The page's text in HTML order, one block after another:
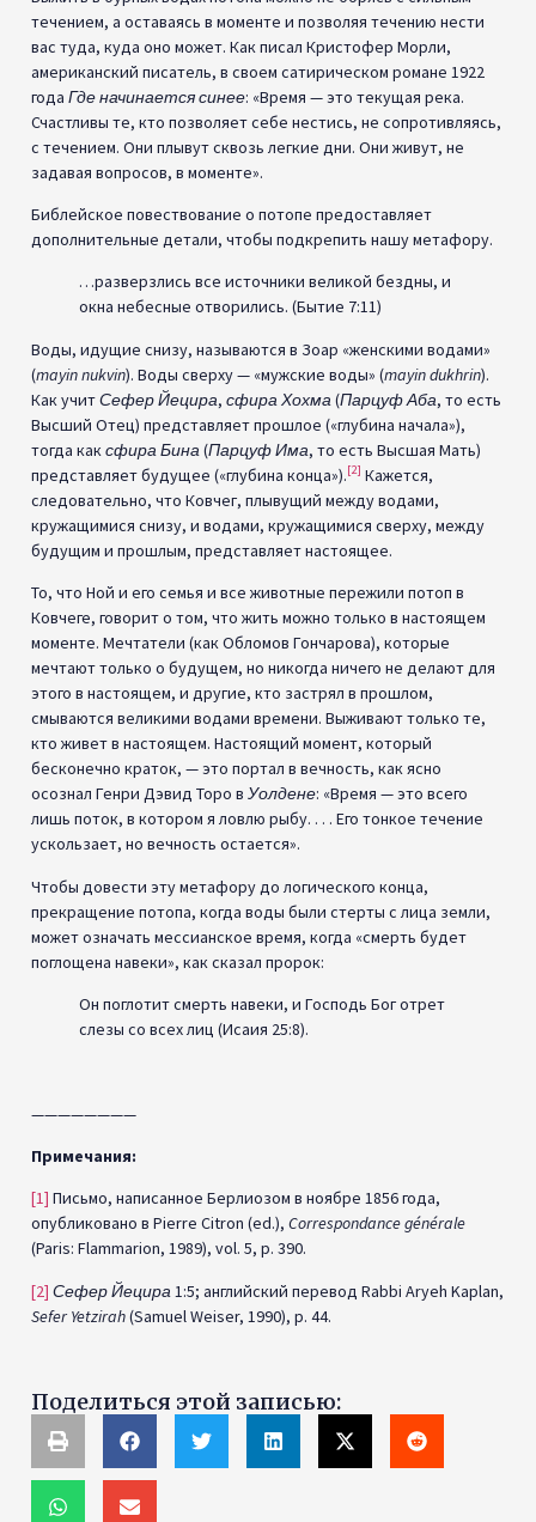
течением, а оставаясь в моменте и позволяя течению нести
вас туда, куда оно может. Как писал Кристофер Морли,
американский писатель, в своем сатирическом романе 1922
года Где начинается синее: «Время — это текущая река.
Счастливы те, кто позволяет себе нестись, не сопротивляясь,
с течением. Они плывут сквозь легкие дни. Они живут, не
задавая вопросов, в моменте».
Библейское повествование о потопе предоставляет
дополнительные детали, чтобы подкрепить нашу метафору.
…разверзлись все источники великой бездны, и
окна небесные отворились. (Бытие 7:11)
Воды, идущие снизу, называются в Зоар «женскими водами»
(mayin nukvin). Воды сверху — «мужские воды» (mayin dukhrin).
Как учитСефер Йецира, сфираХохма(Парцуф Аба, то есть
Высший Отец) представляет прошлое («глубина начала»),
тогда каксфираБина(Парцуф Има, то есть Высшая Мать)
представляет будущее («глубина конца»).[2] Кажется,
следовательно, что Ковчег, плывущий между водами,
кружащимися снизу, и водами, кружащимися сверху, между
будущим и прошлым, представляет настоящее.
То, что Ной и его семья и все животные пережили потоп в
Ковчеге, говорит о том, что жить можно только в настоящем
моменте. Мечтатели (как Обломов Гончарова), которые
мечтают только о будущем, но никогда ничего не делают для
этого в настоящем, и другие, кто застрял в прошлом,
смываются великими водами времени. Выживают только те,
кто живет в настоящем. Настоящий момент, который
бесконечно краток, — это портал в вечность, как ясно
осознал Генри Дэвид Торо в Уолдене: «Время — это всего
лишь поток, в котором я ловлю рыбу. . . . Его тонкое течение
ускользает, но вечность остается».
Чтобы довести эту метафору до логического конца,
прекращение потопа, когда воды были стерты с лица земли,
может означать мессианское время, когда «смерть будет
поглощена навеки», как сказал пророк:
Он поглотит смерть навеки, и Господь Бог отрет
слезы со всех лиц (Исаия 25:8).
————————
Примечания:
[1] Письмо, написанное Берлиозом в ноябре 1856 года,
опубликовано в Pierre Citron (ed.), Correspondance générale
(Paris: Flammarion, 1989), vol. 5, p. 390.
[2] Сефер Йецира1:5; английский перевод Rabbi Aryeh Kaplan,
Sefer Yetzirah(Samuel Weiser, 1990), p. 44.
Поделиться этой записью: